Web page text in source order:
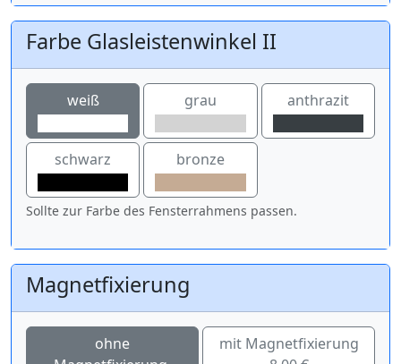
Farbe Glasleistenwinkel II
weiß grau anthrazit
schwarz bronze
Sollte zur Farbe des Fensterrahmens passen.
Magnetfixierung
ohne
mit Magnetfixierung